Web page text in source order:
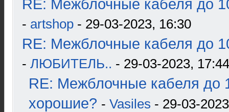
RE: Межблочные кабеля до
- artshop - 29-03-2023, 16:30
RE: Межблочные кабеля до
- ЛЮБИТЕЛЬ.. - 29-03-2023, 17:44
RE: Межблочные кабеля до
хорошие? - Vasiles - 29-03-